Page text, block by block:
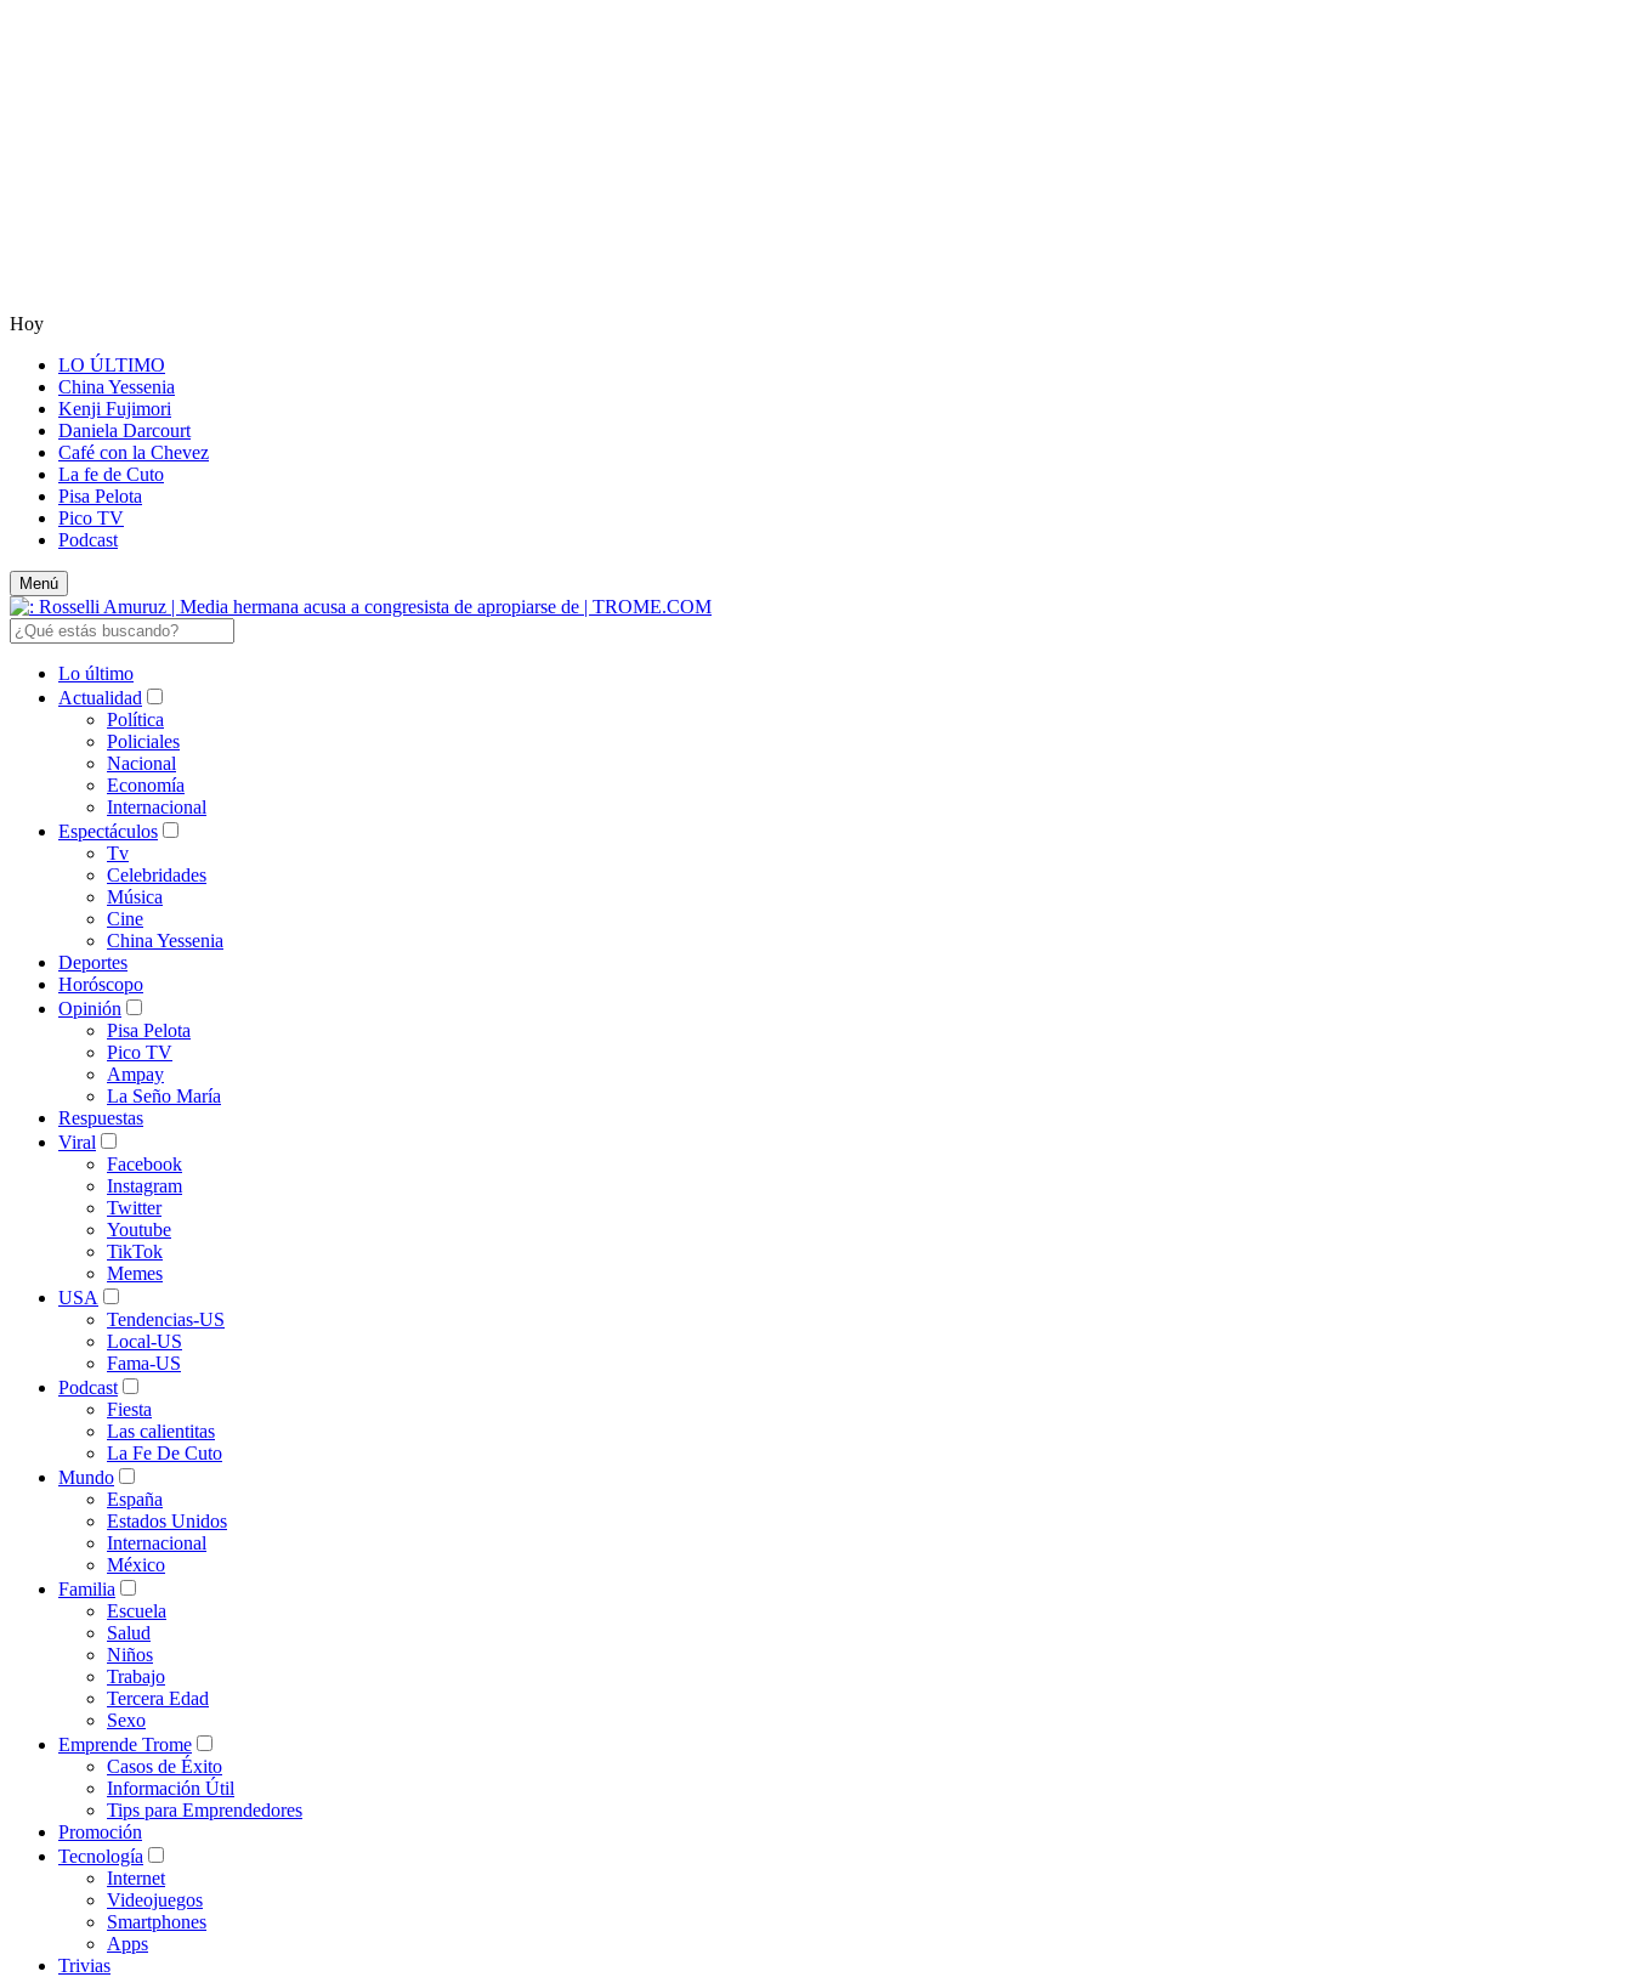
Hoy
LO ÚLTIMO
China Yessenia
Kenji Fujimori
Daniela Darcourt
Café con la Chevez
La fe de Cuto
Pisa Pelota
Pico TV
Podcast
Menú
Lo último
Actualidad
Política
Policiales
Nacional
Economía
Internacional
Espectáculos
Tv
Celebridades
Música
Cine
China Yessenia
Deportes
Horóscopo
Opinión
Pisa Pelota
Pico TV
Ampay
La Seño María
Respuestas
Viral
Facebook
Instagram
Twitter
Youtube
TikTok
Memes
USA
Tendencias-US
Local-US
Fama-US
Podcast
Fiesta
Las calientitas
La Fe De Cuto
Mundo
España
Estados Unidos
Internacional
México
Familia
Escuela
Salud
Niños
Trabajo
Tercera Edad
Sexo
Emprende Trome
Casos de Éxito
Información Útil
Tips para Emprendedores
Promoción
Tecnología
Internet
Videojuegos
Smartphones
Apps
Trivias